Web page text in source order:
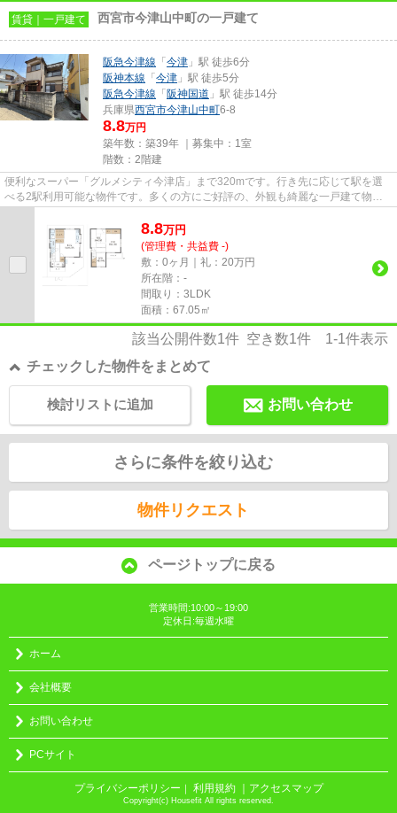
賃貸｜一戸建て 西宮市今津山中町の一戸建て
阪急今津線 「 今津 」駅 徒歩6分
阪神本線 「 今津 」駅 徒歩5分
阪急今津線 「 阪神国道 」駅 徒歩14分
兵庫県西宮市今津山中町6-8
8.8万円
築年数：築39年 ｜募集中： 1室
階数：2階建
便利なスーパー「グルメシティ今津店」まで320mです。行き先に応じて駅を選
べる2駅利用可能な物件です。多くの方にご好評の、外観も綺麗な一戸建て物件
8.8万円
(管理費・共益費 -)
敷：0ヶ月｜礼：20万円
所在階：-
間取り：3LDK
面積：67.05㎡
該当公開件数1件 空き数1件 1-1件表示
チェックした物件をまとめて
お問い合わせ
検討リストに追加
さらに条件を絞り込む
物件リクエスト
ページトップに戻る
営業時間:10:00～19:00
定休日:毎週水曜
ホーム
会社概要
お問い合わせ
PCサイト
プライバシーポリシー ｜ 利用規約 ｜アクセスマップ
Copyright(c) Housefit All rights reserved.